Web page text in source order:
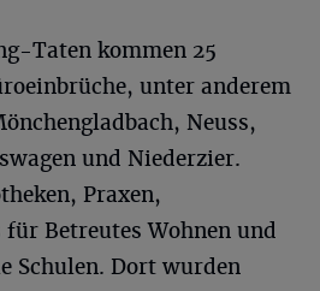
Taten kommen 25
unter anderem
Neuss,
und Niederzier.
Praxen,
Betreutes Wohnen und
Schulen. Dort wurden